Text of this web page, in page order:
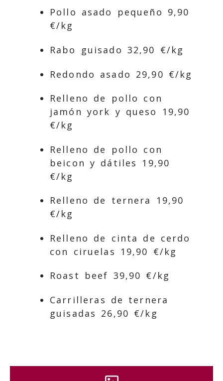
Pollo asado pequeño 9,90
€/kg
Rabo guisado 32,90 €/kg
Redondo asado 29,90 €/kg
Relleno de pollo con
jamón york y queso 19,90
€/kg
Relleno de pollo con
beicon y dátiles 19,90
€/kg
Relleno de ternera 19,90
€/kg
Relleno de cinta de cerdo
con ciruelas 19,90 €/kg
Roast beef 39,90 €/kg
Carrilleras de ternera
guisadas 26,90 €/kg